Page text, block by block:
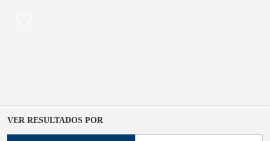
VER RESULTADOS POR